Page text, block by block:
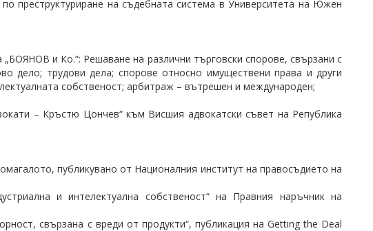
преструктуриране на съдебната система в Университета на Южен
и Ко.“: Решаване на различни търговски спорове, свързани с
дело; трудови дела; спорове относно имуществени права и други
собственост; арбитраж – вътрешен и международен;
– Кръстю Цончев“ към Висшия адвокатски съвет на Република
публикувано от Националния институт на правосъдието на
и интелектуална собственост“ на Правния наръчник на
свързана с вреди от продукти“, публикация на Getting the Deal